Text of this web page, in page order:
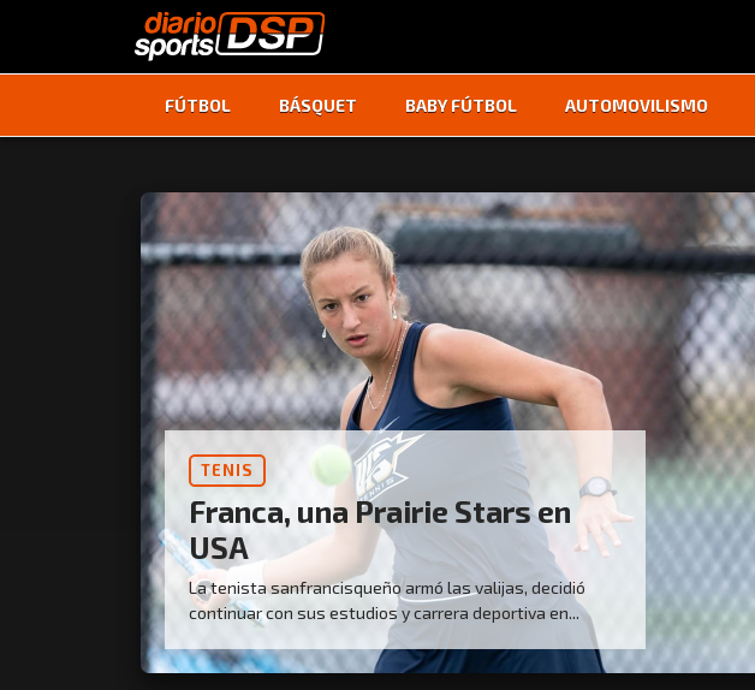
FÚTBOL BÁSQUET BABY FÚTBOL AUTOMOVILISMO
TENIS
Franca, una Prairie Stars en
USA
La tenista sanfrancisqueño armó las valijas, decidió
continuar con sus estudios y carrera deportiva en...